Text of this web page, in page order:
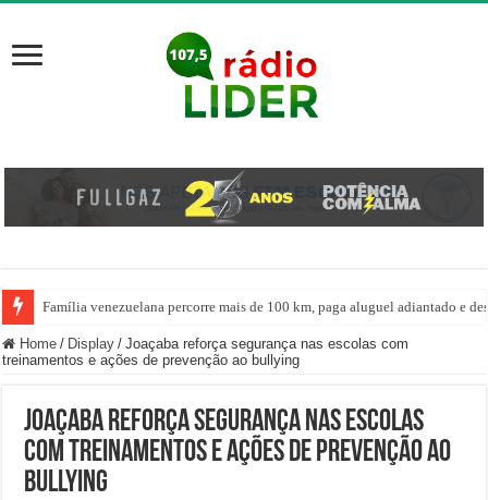
Família venezuelana percorre mais de 100 km, paga aluguel adiantado e
Centro de ciclone fica sobre o oceano e não atinge diretamente SC,
Home / Display / Joaçaba reforça segurança nas escolas com
treinamentos e ações de prevenção ao bullying
Joaçaba reforça segurança nas escolas
com treinamentos e ações de prevenção ao
bullying